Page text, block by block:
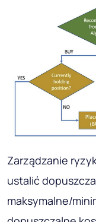
Zarządzanie
ustalić
maksymalne/